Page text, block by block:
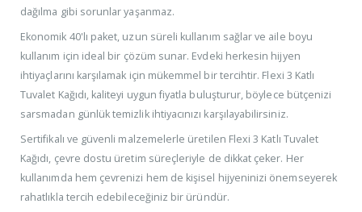
dağılma gibi sorunlar yaşanmaz.
Ekonomik 40'lı paket, uzun süreli kullanım sağlar ve aile boyu
kullanım için ideal bir çözüm sunar. Evdeki herkesin hijyen
ihtiyaçlarını karşılamak için mükemmel bir tercihtir. Flexi 3 Katlı
Tuvalet Kağıdı, kaliteyi uygun fiyatla buluşturur, böylece bütçenizi
sarsmadan günlük temizlik ihtiyacınızı karşılayabilirsiniz.
Sertifikalı ve güvenli malzemelerle üretilen Flexi 3 Katlı Tuvalet
Kağıdı, çevre dostu üretim süreçleriyle de dikkat çeker. Her
kullanımda hem çevrenizi hem de kişisel hijyeninizi önemseyerek
rahatlıkla tercih edebileceğiniz bir üründür.